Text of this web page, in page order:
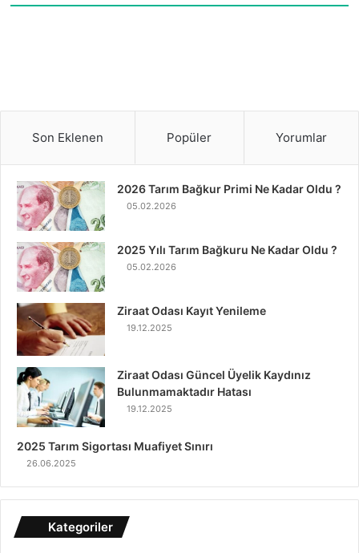
Son Eklenen Popüler Yorumlar
2026 Tarım Bağkur Primi Ne Kadar Oldu ?
05.02.2026
2025 Yılı Tarım Bağkuru Ne Kadar Oldu ?
05.02.2026
Ziraat Odası Kayıt Yenileme
19.12.2025
Ziraat Odası Güncel Üyelik Kaydınız
Bulunmamaktadır Hatası
19.12.2025
2025 Tarım Sigortası Muafiyet Sınırı
26.06.2025
Kategoriler